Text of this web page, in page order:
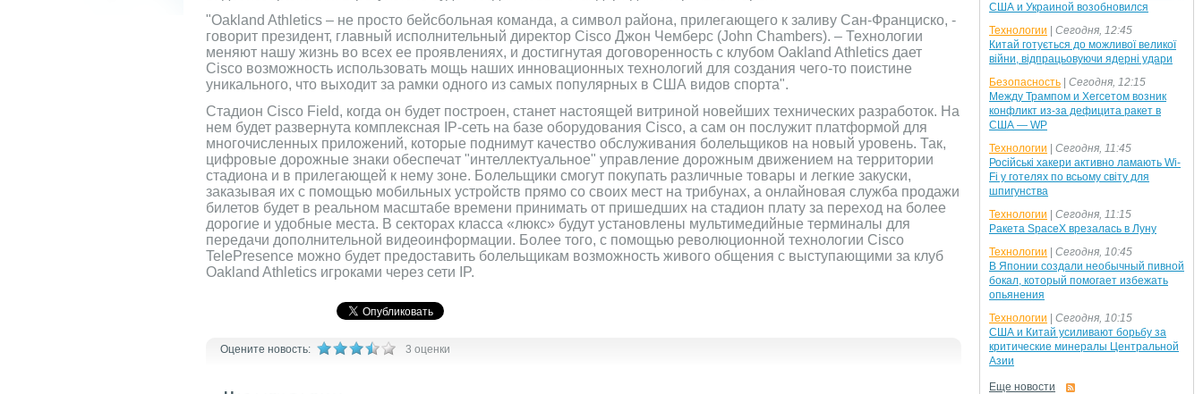
"Oakland Athletics – не просто бейсбольная команда, а символ района, прилегающего к заливу Сан-Франциско, -
говорит президент, главный исполнительный директор Cisco Джон Чемберс (John Chambers). – Технологии
меняют нашу жизнь во всех ее проявлениях, и достигнутая договоренность с клубом Oakland Athletics дает
Cisco возможность использовать мощь наших инновационных технологий для создания чего-то поистине
уникального, что выходит за рамки одного из самых популярных в США видов спорта".
Стадион Cisco Field, когда он будет построен, станет настоящей витриной новейших технических разработок. На
нем будет развернута комплексная IP-сеть на базе оборудования Cisco, а сам он послужит платформой для
многочисленных приложений, которые поднимут качество обслуживания болельщиков на новый уровень. Так,
цифровые дорожные знаки обеспечат "интеллектуальное" управление дорожным движением на территории
стадиона и в прилегающей к нему зоне. Болельщики смогут покупать различные товары и легкие закуски,
заказывая их с помощью мобильных устройств прямо со своих мест на трибунах, а онлайновая служба продажи
билетов будет в реальном масштабе времени принимать от пришедших на стадион плату за переход на более
дорогие и удобные места. В секторах класса «люкс» будут установлены мультимедийные терминалы для
передачи дополнительной видеоинформации. Более того, с помощью революционной технологии Cisco
TelePresence можно будет предоставить болельщикам возможность живого общения с выступающими за клуб
Oakland Athletics игроками через сети IP.
Оцените новость: 3 оценки
США и Украиной возобновился
Технологии
Сегодня, 12:45
Китай готується до можливої великої
війни, відпрацьовуючи ядерні удари
Безопасность
Сегодня, 12:15
Между Трампом и Хегсетом возник
конфликт из-за дефицита ракет в
США — WP
Технологии
Сегодня, 11:45
Російські хакери активно ламають Wi-
Fi у готелях по всьому світу для
шпигунства
Технологии
Сегодня, 11:15
Ракета SpaceX врезалась в Луну
Технологии
Сегодня, 10:45
В Японии создали необычный пивной
бокал, который помогает избежать
опьянения
Технологии
Сегодня, 10:15
США и Китай усиливают борьбу за
критические минералы Центральной
Азии
Еще новости